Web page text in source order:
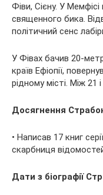
Фіви, Сієну. У
священного бика.
політичний сенс
У Фівах бачив 20-
країв Ефіопії,
рідному місті. Між 21
Досягнення
• Написав 17 книг
скарбниця
Дати з біографії